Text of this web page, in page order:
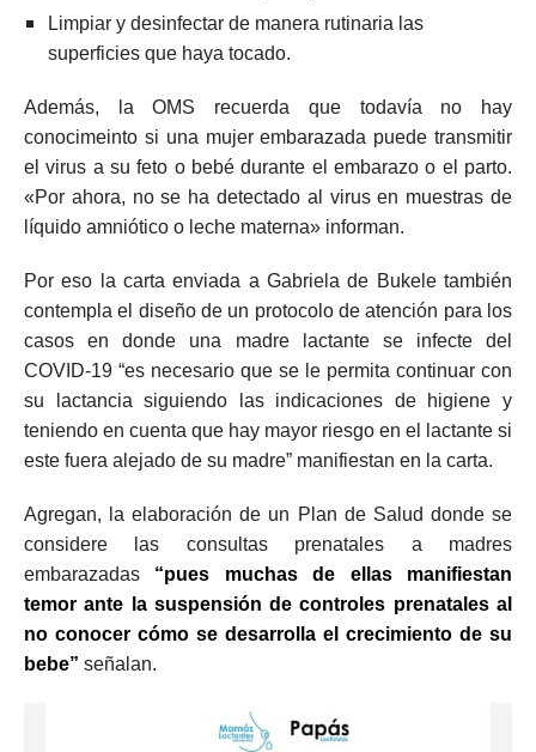
Limpiar y desinfectar de manera rutinaria las
superficies que haya tocado.
Además, la OMS recuerda que todavía no hay
conocimeinto si una mujer embarazada puede transmitir
el virus a su feto o bebé durante el embarazo o el parto.
«Por ahora, no se ha detectado al virus en muestras de
líquido amniótico o leche materna» informan.
Por eso la carta enviada a Gabriela de Bukele también
contempla el diseño de un protocolo de atención para los
casos en donde una madre lactante se infecte del
COVID-19 “es necesario que se le permita continuar con
su lactancia siguiendo las indicaciones de higiene y
teniendo en cuenta que hay mayor riesgo en el lactante si
este fuera alejado de su madre” manifiestan en la carta.
Agregan, la elaboración de un Plan de Salud donde se
considere las consultas prenatales a madres
embarazadas “pues muchas de ellas manifiestan
temor ante la suspensión de controles prenatales al
no conocer cómo se desarrolla el crecimiento de su
bebe” señalan.